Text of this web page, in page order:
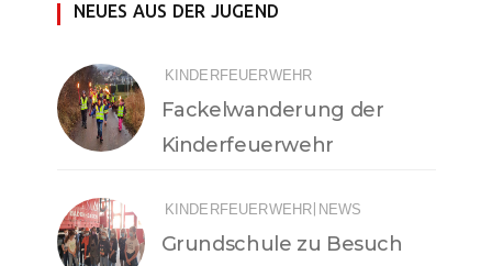
NEUES AUS DER JUGEND
KINDERFEUERWEHR
Fackelwanderung der
Kinderfeuerwehr
KINDERFEUERWEHR NEWS
Grundschule zu Besuch